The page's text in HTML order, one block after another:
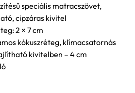
speciális matracszövet,
cipzáras kivitel
2 × 7 cm
kókuszréteg, klímacsatornás
kivitelben – 4 cm